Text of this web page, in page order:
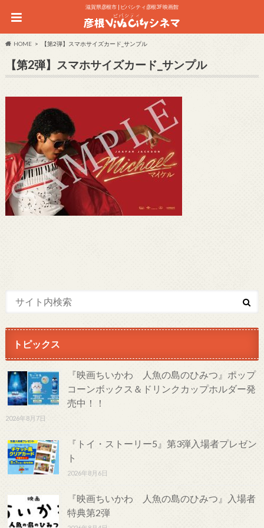
滋賀県彦根市 | ビバシティ彦根3F 映画館
HOME 【第2弾】スマホサイズカード_サンプル
【第2弾】スマホサイズカード_サンプル
トピックス
『映画ちいかわ 人魚の島のひみつ』ポップ
コーンボックス＆ドリンクカップホルダー発
売中！！
2026年8月7日
『トイ・ストーリー5』第3弾入場者プレゼン
ト
2026年8月6日
『映画ちいかわ 人魚の島のひみつ』入場者
特典第2弾